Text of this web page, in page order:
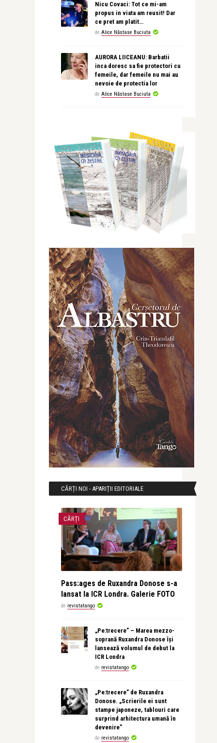
Nicu Covaci: Tot ce mi-am
propus in viata am reusit! Dar
ce pret am platit…
de Alice Năstase Buciuta
AURORA LIICEANU: Barbatii
inca doresc sa fie protectori cu
femeile, dar femeile nu mai au
nevoie de protectia lor
de Alice Năstase Buciuta
CĂRȚI NOI - APARIȚII EDITORIALE
CĂRȚI
Pass:ages de Ruxandra Donose s-a
lansat la ICR Londra. Galerie FOTO
de revistatango
„Pe:trecere” – Marea mezzo-
soprană Ruxandra Donose își
lansează volumul de debut la
ICR Londra
de revistatango
„Pe:trecere” de Ruxandra
Donose. „Scrierile ei sunt
stampe japoneze, tablouri care
surprind arhitectura umană în
devenire”
de revistatango